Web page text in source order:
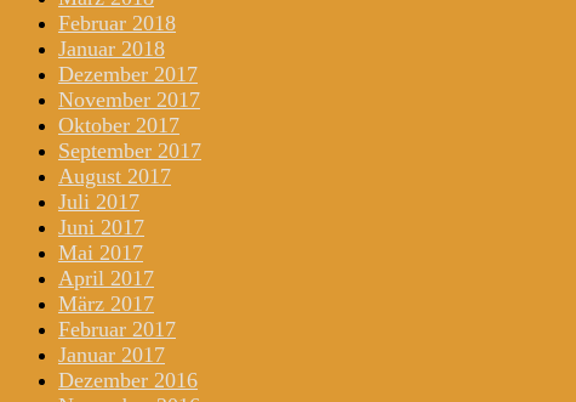
Februar 2018
Januar 2018
Dezember 2017
November 2017
Oktober 2017
September 2017
August 2017
Juli 2017
Juni 2017
Mai 2017
April 2017
März 2017
Februar 2017
Januar 2017
Dezember 2016